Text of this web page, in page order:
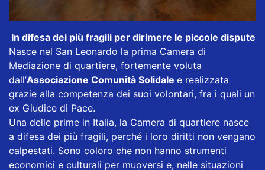
In difesa dei più fragili per dirimere le piccole dispute
Nasce nel San Leonardo la prima Camera di
Mediazione di quartiere, fortemente voluta
dall’Associazione Comunità Solidale e realizzata
grazie alla competenza dei suoi volontari, fra i quali un
ex Giudice di Pace.
Una delle prime in Italia, la Camera di quartiere nasce
a difesa dei più fragili, perché i loro diritti non vengano
calpestati. Sono coloro che non hanno strumenti
economici e culturali per muoversi e, nelle situazioni